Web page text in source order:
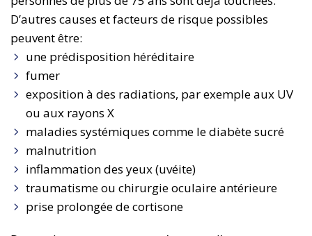
D’autres causes et facteurs de risque possibles
peuvent être:
une prédisposition héréditaire
fumer
exposition à des radiations, par exemple aux UV
ou aux rayons X
maladies systémiques comme le diabète sucré
malnutrition
inflammation des yeux (uvéite)
traumatisme ou chirurgie oculaire antérieure
prise prolongée de cortisone